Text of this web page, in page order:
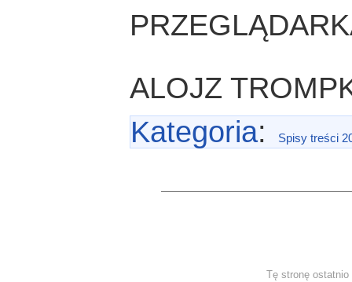
ALOJZ
Kategoria: Spisy treści
Tę stronę